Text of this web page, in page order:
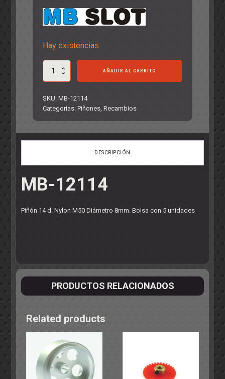
Hay existencias
Piñón
Nylon
M50
unidades
AÑADIR AL CARRITO
SKU:MB-12114
Categorías:Piñones ,Recambios
DESCRIPCIÓN
MB-12114
Piñón 14 d. Nylon M50 Diámetro 8mm. Bolsa con 5 unidades
PRODUCTOS RELACIONADOS
Related products